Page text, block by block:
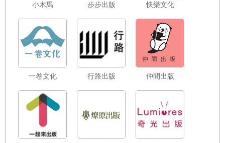
小木馬 步步出版 快樂文化
一卷文化 行路出版 仲間出版